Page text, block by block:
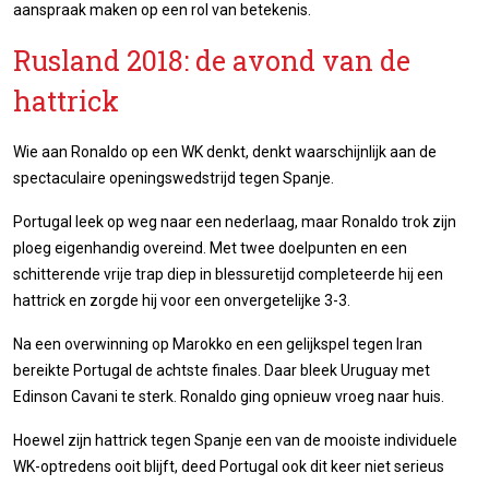
aanspraak maken op een rol van betekenis.
Rusland 2018: de avond van de
hattrick
Wie aan Ronaldo op een WK denkt, denkt waarschijnlijk aan de
spectaculaire openingswedstrijd tegen Spanje.
Portugal leek op weg naar een nederlaag, maar Ronaldo trok zijn
ploeg eigenhandig overeind. Met twee doelpunten en een
schitterende vrije trap diep in blessuretijd completeerde hij een
hattrick en zorgde hij voor een onvergetelijke 3-3.
Na een overwinning op Marokko en een gelijkspel tegen Iran
bereikte Portugal de achtste finales. Daar bleek Uruguay met
Edinson Cavani te sterk. Ronaldo ging opnieuw vroeg naar huis.
Hoewel zijn hattrick tegen Spanje een van de mooiste individuele
WK-optredens ooit blijft, deed Portugal ook dit keer niet serieus